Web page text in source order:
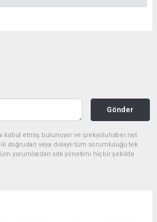
Gönder
kabul etmiş bulunuyor ve ipekyoluhaber.net
doğrudan veya dolaylı tüm sorumluluğu tek
tüm yorumlardan site yönetimi hiçbir şekilde